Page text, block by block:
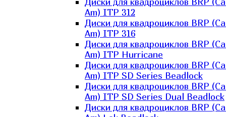
Am) ITP 312
Диски для квадроциклов BRP
Am) ITP 316
Диски для квадроциклов BRP
Am) ITP Hurricane
Диски для квадроциклов BRP
Am) ITP SD Series Beadlock
Диски для квадроциклов BRP
Am) ITP SD Series Dual Beadlock
Диски для квадроциклов BRP